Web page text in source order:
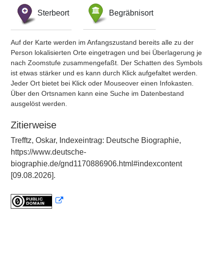
Sterbeort Begräbnisort
Auf der Karte werden im Anfangszustand bereits alle zu der
Person lokalisierten Orte eingetragen und bei Überlagerung je
nach Zoomstufe zusammengefaßt. Der Schatten des Symbols
ist etwas stärker und es kann durch Klick aufgefaltet werden.
Jeder Ort bietet bei Klick oder Mouseover einen Infokasten.
Über den Ortsnamen kann eine Suche im Datenbestand
ausgelöst werden.
Zitierweise
Trefftz, Oskar, Indexeintrag: Deutsche Biographie,
https://www.deutsche-
biographie.de/gnd1170886906.html#indexcontent
[09.08.2026].